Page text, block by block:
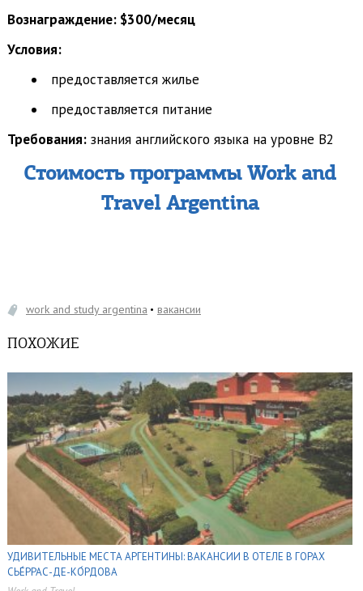
Вознаграждение: $300/месяц
Условия:
предоставляется жилье
предоставляется питание
Требования: знания английского языка на уровне В2
Стоимость программы Work and
Travel Argentina
work and study argentina вакансии
ПОХОЖИЕ
УДИВИТЕЛЬНЫЕ МЕСТА АРГЕНТИНЫ: ВАКАНСИИ В ОТЕЛЕ В ГОРАХ
СЬЕ́РРАС-ДЕ-КО́РДОВА